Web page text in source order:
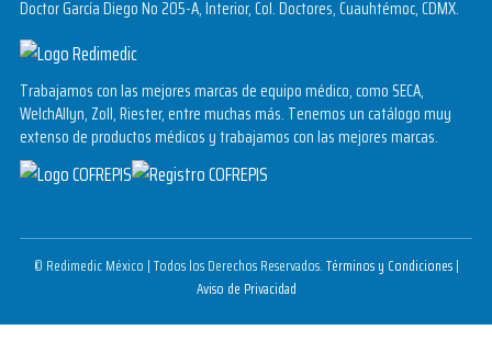
Doctor García Diego No 205-A, Interior, Col. Doctores, Cuauhtémoc, CDMX.
Trabajamos con las mejores marcas de equipo médico, como SECA,
WelchAllyn, Zoll, Riester, entre muchas más. Tenemos un catálogo muy
extenso de productos médicos y trabajamos con las mejores marcas.
© Redimedic México | Todos los Derechos Reservados.Términos y Condiciones|
Aviso de Privacidad